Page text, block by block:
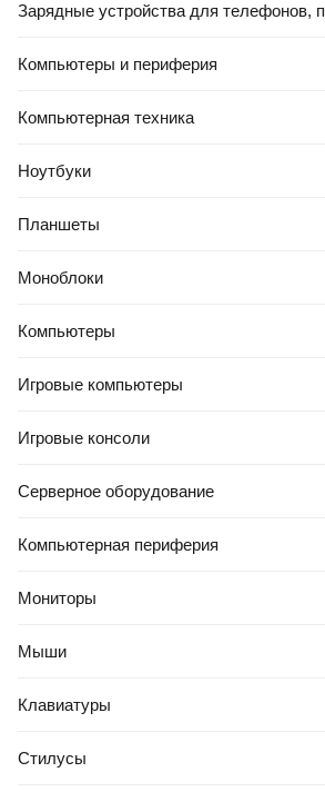
Зарядные устройства для телефонов,
Компьютеры и периферия
Компьютерная техника
Ноутбуки
Планшеты
Моноблоки
Компьютеры
Игровые компьютеры
Игровые консоли
Серверное оборудование
Компьютерная периферия
Мониторы
Мыши
Клавиатуры
Стилусы